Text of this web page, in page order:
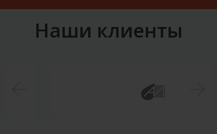
Наши клиенты